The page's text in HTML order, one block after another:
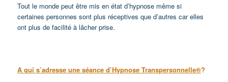
Tout le monde peut être mis en état d’hypnose même si
certaines personnes sont plus réceptives que d’autres car elles
ont plus de facilité à lâcher prise.
A qui s’adresse une séance d’Hypnose Transpersonnelle®?